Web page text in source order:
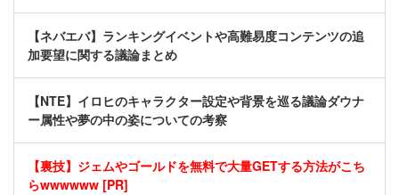
【ネバエバ】ランキングイベントや高難易度コンテンツの追
加要望に関する議論まとめ
【NTE】イロヒのキャラクター設定や背景を巡る議論ダウナ
ー属性や夢の中の姿についての考察
【裏技】ジェムやゴールドを無料で大量GETする方法がこち
らwwwwww [PR]